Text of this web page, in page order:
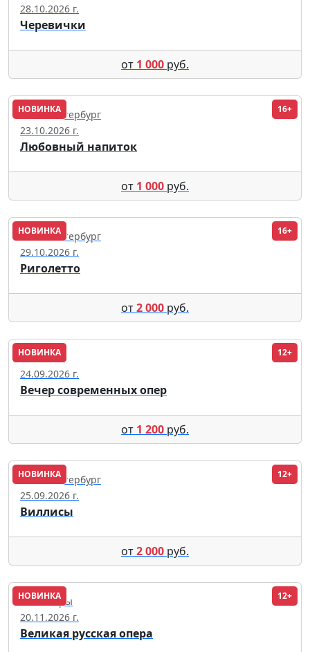
28.10.2026 г.
Черевички
от 1 000 руб.
НОВИНКА 16+
Санкт-Петербург
23.10.2026 г.
Любовный напиток
от 1 000 руб.
НОВИНКА 16+
Санкт-Петербург
29.10.2026 г.
Риголетто
от2 000 руб.
НОВИНКА 12+
Москва
24.09.2026 г.
Вечер современных опер
от 1 200 руб.
НОВИНКА 12+
Санкт-Петербург
25.09.2026 г.
Виллисы
от2 000 руб.
НОВИНКА 12+
Чебоксары
20.11.2026 г.
Великая русская опера